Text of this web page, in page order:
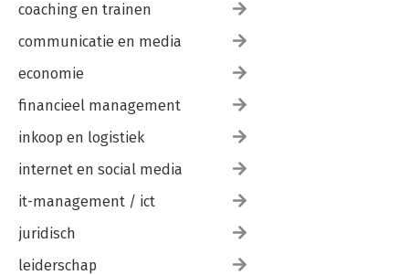
coaching en trainen
communicatie en media
economie
financieel management
inkoop en logistiek
internet en social media
it-management / ict
juridisch
leiderschap